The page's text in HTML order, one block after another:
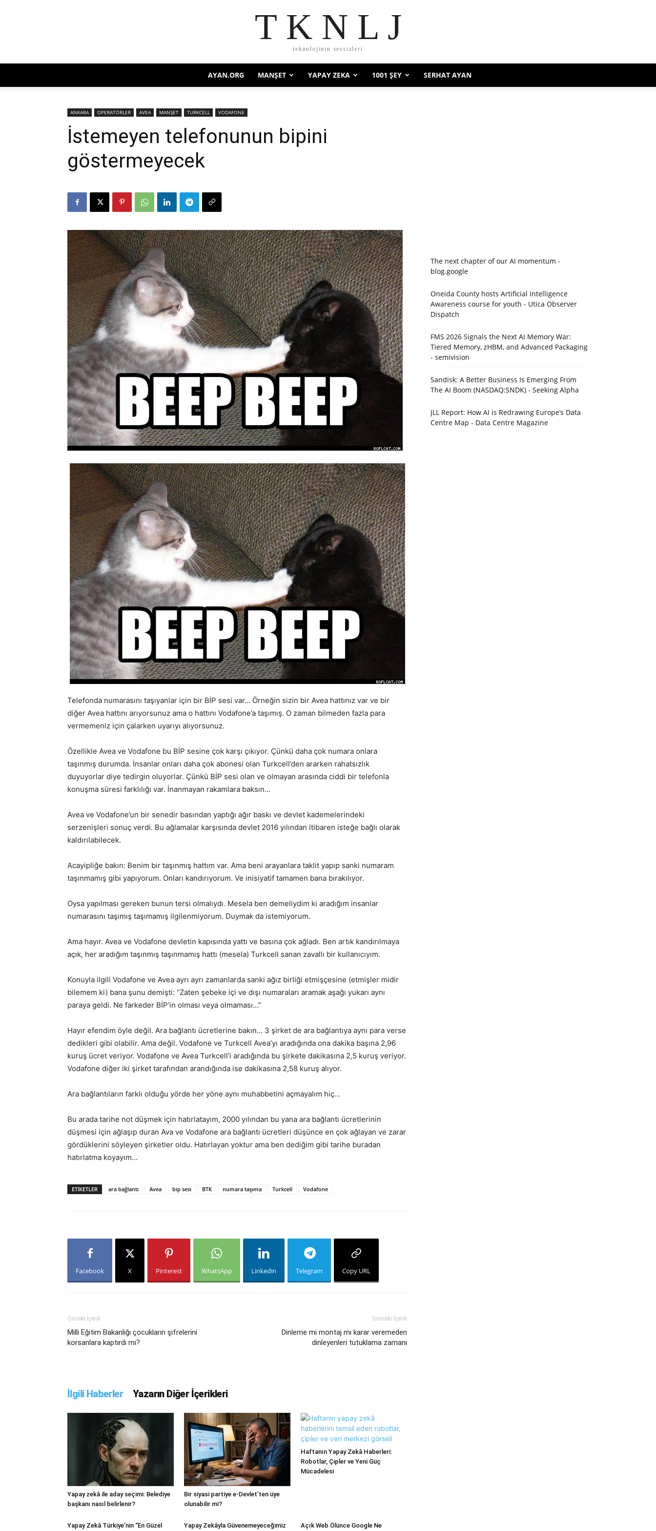
T K N L J
teknolojinin sessizleri
AYAN.ORG MANŞET YAPAY ZEKA 1001 ŞEY SERHAT AYAN
ANKARA OPERATÖRLER AVEA MANŞET TURKCELL VODAFONE
İstemeyen telefonunun bipini
göstermeyecek
Telefonda numarasını taşıyanlar için bir BİP sesi var… Örneğin sizin bir Avea hattınız var ve bir
diğer Avea hattını arıyorsunuz ama o hattını Vodafone’a taşımış. O zaman bilmeden fazla para
vermemeniz için çalarken uyarıyı alıyorsunuz.
Özellikle Avea ve Vodafone bu BİP sesine çok karşı çıkıyor. Çünkü daha çok numara onlara
taşınmış durumda. İnsanlar onları daha çok abonesi olan Turkcell’den ararken rahatsızlık
duyuyorlar diye tedirgin oluyorlar. Çünkü BİP sesi olan ve olmayan arasında ciddi bir telefonla
konuşma süresi farklılığı var. İnanmayan rakamlara baksın…
Avea ve Vodafone’un bir senedir basından yaptığı ağır baskı ve devlet kademelerindeki
serzenişleri sonuç verdi. Bu ağlamalar karşısında devlet 2016 yılından itibaren isteğe bağlı olarak
kaldırılabilecek.
Acayipliğe bakın: Benim bir taşınmış hattım var. Ama beni arayanlara taklit yapıp sanki numaram
taşınmamış gibi yapıyorum. Onları kandırıyorum. Ve inisiyatif tamamen bana bırakılıyor.
Oysa yapılması gereken bunun tersi olmalıydı. Mesela ben demeliydim ki aradığım insanlar
numarasını taşımış taşımamış ilgilenmiyorum. Duymak da istemiyorum.
Ama hayır. Avea ve Vodafone devletin kapısında yattı ve basına çok ağladı. Ben artık kandırılmaya
açık, her aradığım taşınmış taşınmamış hattı (mesela) Turkcell sanan zavallı bir kullanıcıyım.
Konuyla ilgili Vodafone ve Avea ayrı ayrı zamanlarda sanki ağız birliği etmişçesine (etmişler midir
bilemem ki) bana şunu demişti: “Zaten şebeke içi ve dışı numaraları aramak aşağı yukarı aynı
paraya geldi. Ne farkeder BİP’in olması veya olmaması…”
Hayır efendim öyle değil. Ara bağlantı ücretlerine bakın… 3 şirket de ara bağlantıya aynı para verse
dedikleri gibi olabilir. Ama değil. Vodafone ve Turkcell Avea’yı aradığında ona dakika başına 2,96
kuruş ücret veriyor. Vodafone ve Avea Turkcell’i aradığında bu şirkete dakikasına 2,5 kuruş veriyor.
Vodafone diğer iki şirket tarafından arandığında ise dakikasına 2,58 kuruş alıyor.
Ara bağlantıların farklı olduğu yörde her yöne aynı muhabbetini açmayalım hiç…
Bu arada tarihe not düşmek için hatırlatayım, 2000 yılından bu yana ara bağlantı ücretlerinin
düşmesi için ağlaşıp duran Ava ve Vodafone ara bağlantı ücretleri düşünce en çok ağlayan ve zarar
gördüklerini söyleyen şirketler oldu. Hatırlayan yoktur ama ben dediğim gibi tarihe buradan
hatırlatma koyayım…
ETIKETLER ara bağlantı Avea bip sesi BTK numara taşıma Turkcell Vodafone
Facebook X Pinterest WhatsApp Linkedin Telegram Copy URL
Önceki İçerik
Milli Eğitim Bakanlığı çocukların şifrelerini
korsanlara kaptırdı mı?
Sonraki İçerik
Dinleme mi montaj mı karar veremeden
dinleyenleri tutuklama zamanı
İlgili Haberler Yazarın Diğer İçerikleri
Yapay zekâ ile aday seçimi: Belediye
başkanı nasıl belirlenir?
Bir siyasi partiye e-Devlet’ten üye
olunabilir mi?
Haftanın Yapay Zekâ Haberleri:
Robotlar, Çipler ve Yeni Güç
Mücadelesi
Yapay Zekâ Türkiye’nin “En Güzel Yapay Zekâyla Güvenemeyeceğimiz Açık Web Ölünce Google Ne
The next chapter of our AI momentum -
blog.google
Oneida County hosts Artificial Intelligence
Awareness course for youth - Utica Observer
Dispatch
FMS 2026 Signals the Next AI Memory War:
Tiered Memory, zHBM, and Advanced Packaging
- semivision
Sandisk: A Better Business Is Emerging From
The AI Boom (NASDAQ:SNDK) - Seeking Alpha
JLL Report: How AI is Redrawing Europe’s Data
Centre Map - Data Centre Magazine